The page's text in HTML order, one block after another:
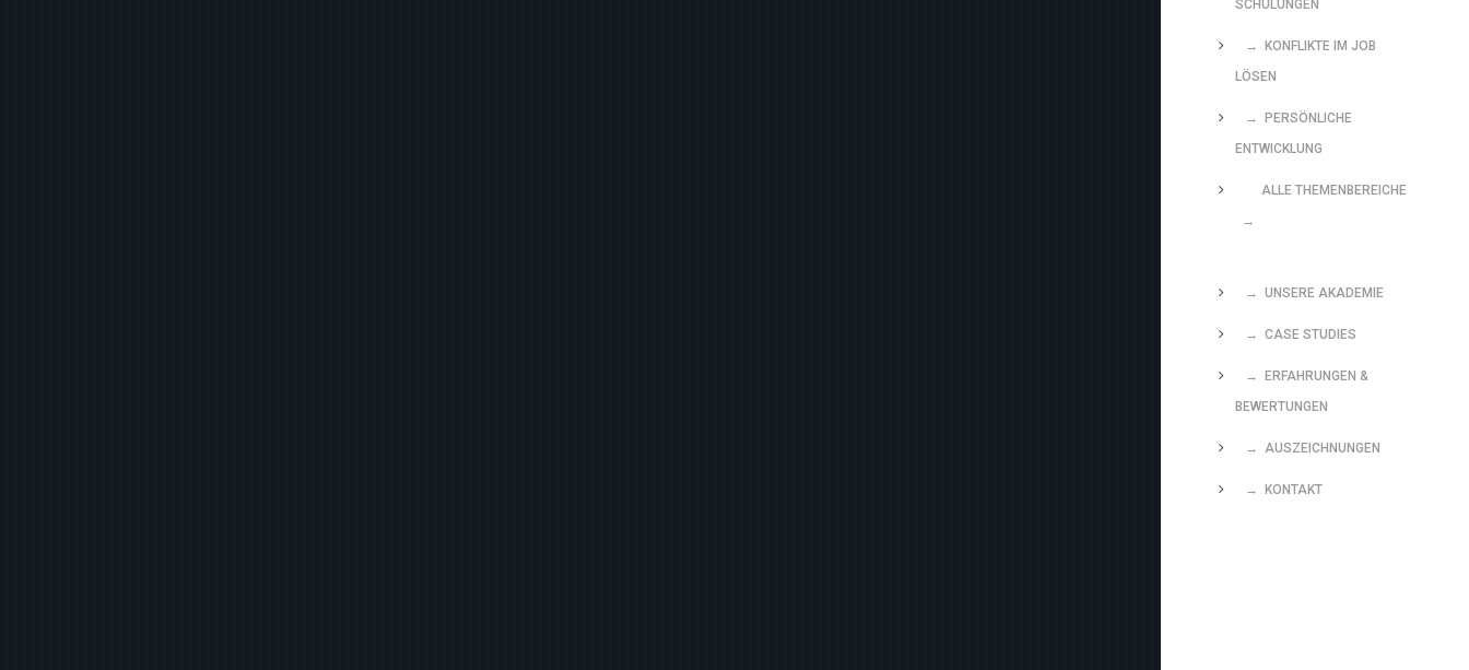
SCHULUNGEN
→ KONFLIKTE IM JOB
LÖSEN
→ PERSÖNLICHE
ENTWICKLUNG
ALLE THEMENBEREICHE
→
→ UNSERE AKADEMIE
→ CASE STUDIES
→ ERFAHRUNGEN &
BEWERTUNGEN
→ AUSZEICHNUNGEN
→ KONTAKT